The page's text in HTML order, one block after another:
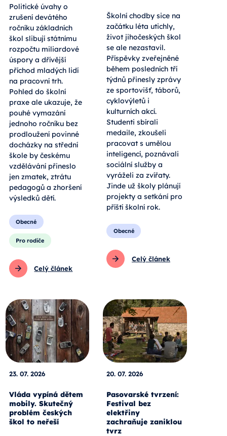
Politické úvahy o
zrušení devátého
ročníku základních
škol slibují státnímu
rozpočtu miliardové
úspory a dřívější
příchod mladých lidí
na pracovní trh.
Pohled do školní
praxe ale ukazuje, že
pouhé vymazání
jednoho ročníku bez
prodloužení povinné
docházky na střední
škole by českému
vzdělávání přineslo
jen zmatek, ztrátu
pedagogů a zhoršení
výsledků dětí.
Obecné
Pro rodiče
Celý článek
Školní chodby sice na
začátku léta utichly,
život jihočeských škol
se ale nezastavil.
Příspěvky zveřejněné
během posledních tří
týdnů přinesly zprávy
ze sportovišť, táborů,
cyklovýletů i
kulturních akcí.
Studenti sbírali
medaile, zkoušeli
pracovat s umělou
inteligencí, poznávali
sociální služby a
vyráželi za zvířaty.
Jinde už školy plánují
projekty a setkání pro
příští školní rok.
Obecné
Celý článek
23. 07. 2026
Vláda vypíná dětem
mobily. Skutečný
problém českých
škol to neřeší
20. 07. 2026
Pasovarské tvrzení:
Festival bez
elektřiny
zachraňuje zaniklou
tvrz